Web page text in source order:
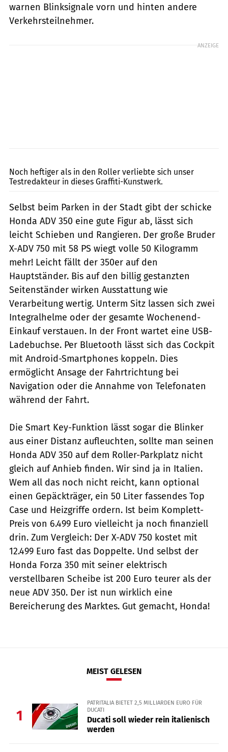
warnen Blinksignale vorn und hinten andere
Verkehrsteilnehmer.
ANZEIGE
Noch heftiger als in den Roller verliebte sich unser
Testredakteur in dieses Graffiti-Kunstwerk.
Selbst beim Parken in der Stadt gibt der schicke
Honda ADV 350 eine gute Figur ab, lässt sich
leicht Schieben und Rangieren. Der große Bruder
X-ADV 750 mit 58 PS wiegt volle 50 Kilogramm
mehr! Leicht fällt der 350er auf den
Hauptständer. Bis auf den billig gestanzten
Seitenständer wirken Ausstattung wie
Verarbeitung wertig. Unterm Sitz lassen sich zwei
Integralhelme oder der gesamte Wochenend-
Einkauf verstauen. In der Front wartet eine USB-
Ladebuchse. Per Bluetooth lässt sich das Cockpit
mit Android-Smartphones koppeln. Dies
ermöglicht Ansage der Fahrtrichtung bei
Navigation oder die Annahme von Telefonaten
während der Fahrt.
Die Smart Key-Funktion lässt sogar die Blinker
aus einer Distanz aufleuchten, sollte man seinen
Honda ADV 350 auf dem Roller-Parkplatz nicht
gleich auf Anhieb finden. Wir sind ja in Italien.
Wem all das noch nicht reicht, kann optional
einen Gepäckträger, ein 50 Liter fassendes Top
Case und Heizgriffe ordern. Ist beim Komplett-
Preis von 6.499 Euro vielleicht ja noch finanziell
drin. Zum Vergleich: Der X-ADV 750 kostet mit
12.499 Euro fast das Doppelte. Und selbst der
Honda Forza 350 mit seiner elektrisch
verstellbaren Scheibe ist 200 Euro teurer als der
neue ADV 350. Der ist nun wirklich eine
Bereicherung des Marktes. Gut gemacht, Honda!
MEIST GELESEN
1
PATRITALIA BIETET 2,5 MILLIARDEN EURO FÜR
DUCATI
Ducati soll wieder rein italienisch
werden